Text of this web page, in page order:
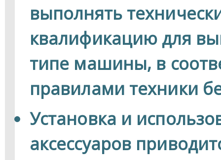
выполнять
квалификацию для
типе машины, в
правилами техники
Установка и
аксессуаров